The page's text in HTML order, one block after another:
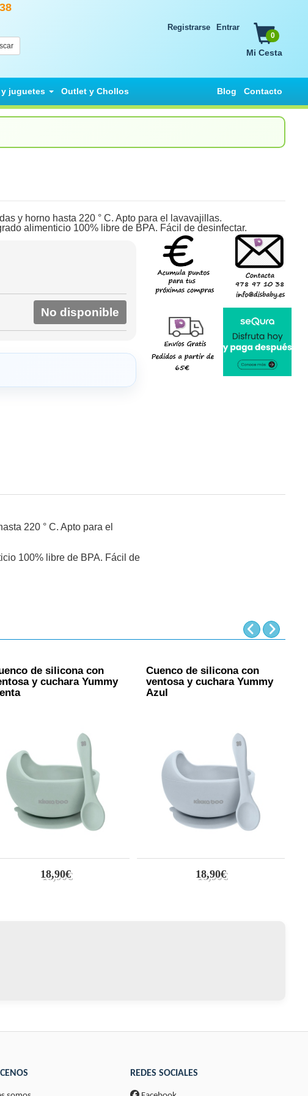
0
Mi Cesta
Registrarse Entrar
y juguetes Outlet y Chollos Contacto
Blog
y horno hasta 220 ° C. Apto para el lavavajillas.
alimenticio 100% libre de BPA. Fácil de desinfectar.
No disponible
220 ° C. Apto para el
100% libre de BPA. Fácil de
de silicona con
y cuchara Yummy
18,90€
Cuenco de silicona con
ventosa y cuchara Yummy
Azul
18,90€
REDES SOCIALES